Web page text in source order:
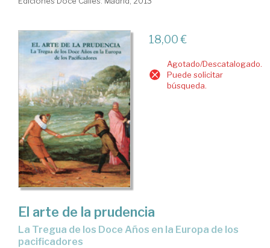
18,00 €
Agotado/Descatalogado.
Puede solicitar
búsqueda.
El arte de la prudencia
La Tregua de los Doce Años en la Europa de los
pacificadores